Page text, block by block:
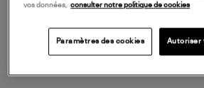
vos données, consulter notre politique de cookies
Paramètres des cookies Autoriser